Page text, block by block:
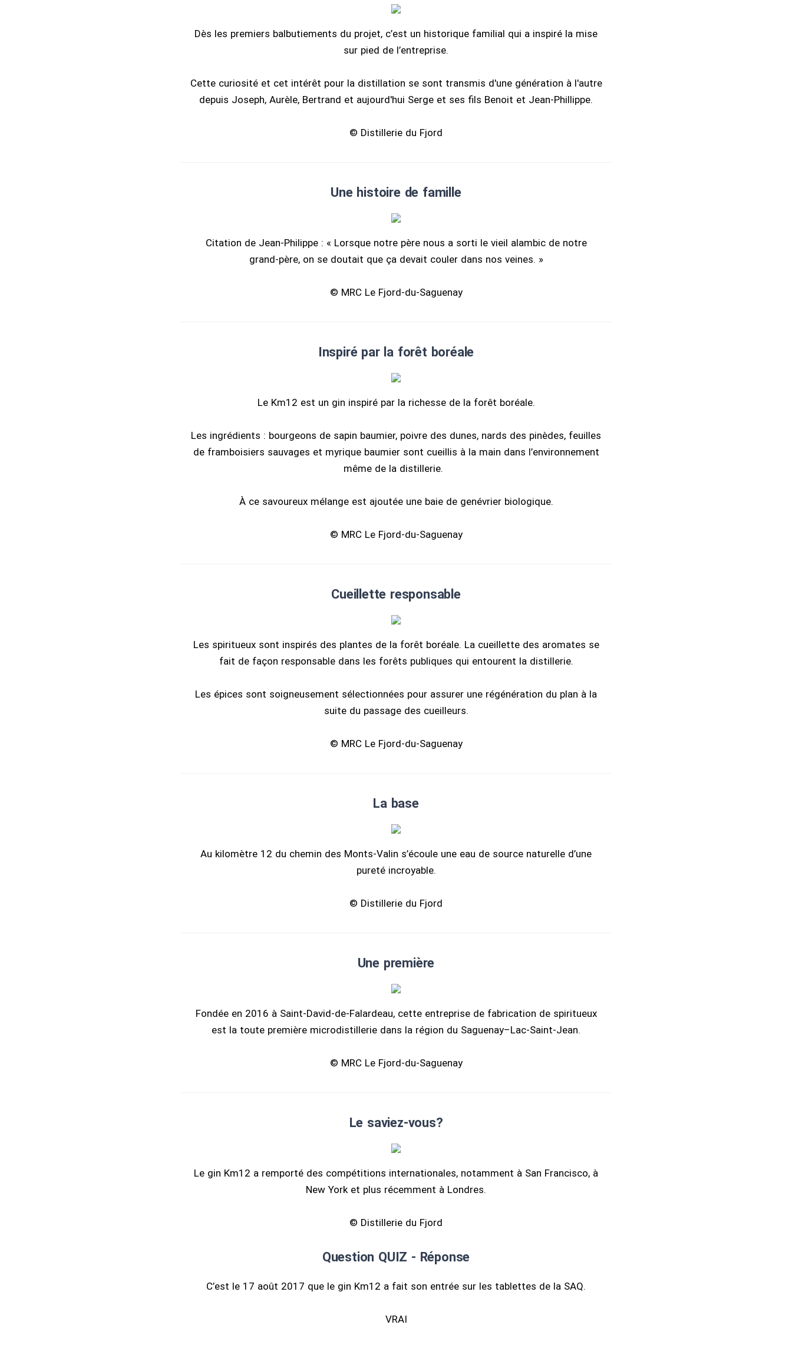
Dès les premiers balbutiements du projet, c’est un historique familial qui a inspiré la mise
sur pied de l’entreprise.
Cette curiosité et cet intérêt pour la distillation se sont transmis d'une génération à l'autre
depuis Joseph, Aurèle, Bertrand et aujourd'hui Serge et ses fils Benoit et Jean-Phillippe.
© Distillerie du Fjord
Une histoire de famille
Citation de Jean-Philippe : « Lorsque notre père nous a sorti le vieil alambic de notre
grand-père, on se doutait que ça devait couler dans nos veines. »
© MRC Le Fjord-du-Saguenay
Inspiré par la forêt boréale
Le Km12 est un gin inspiré par la richesse de la forêt boréale.
Les ingrédients : bourgeons de sapin baumier, poivre des dunes, nards des pinèdes, feuilles
de framboisiers sauvages et myrique baumier sont cueillis à la main dans l’environnement
même de la distillerie.
À ce savoureux mélange est ajoutée une baie de genévrier biologique.
© MRC Le Fjord-du-Saguenay
Cueillette responsable
Les spiritueux sont inspirés des plantes de la forêt boréale. La cueillette des aromates se
fait de façon responsable dans les forêts publiques qui entourent la distillerie.
Les épices sont soigneusement sélectionnées pour assurer une régénération du plan à la
suite du passage des cueilleurs.
© MRC Le Fjord-du-Saguenay
La base
Au kilomètre 12 du chemin des Monts-Valin s’écoule une eau de source naturelle d’une
pureté incroyable.
© Distillerie du Fjord
Une première
Fondée en 2016 à Saint-David-de-Falardeau, cette entreprise de fabrication de spiritueux
est la toute première microdistillerie dans la région du Saguenay–Lac-Saint-Jean.
© MRC Le Fjord-du-Saguenay
Le saviez-vous?
Le gin Km12 a remporté des compétitions internationales, notamment à San Francisco, à
New York et plus récemment à Londres.
© Distillerie du Fjord
Question QUIZ - Réponse
C’est le 17 août 2017 que le gin Km12 a fait son entrée sur les tablettes de la SAQ.
VRAI